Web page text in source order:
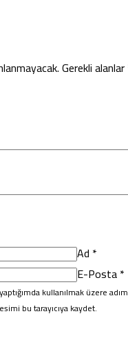
Gerekli alanlar
Ad *
E-Posta*
kullanılmak üzere
bu tarayıcıya kaydet.